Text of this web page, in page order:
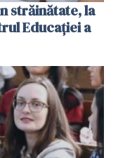
străinătate, la
Educației a